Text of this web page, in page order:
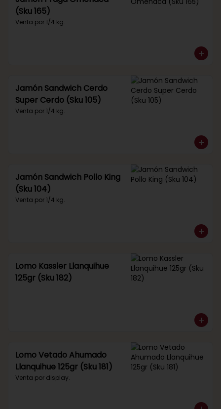
(Sku 165)
Venta por 1/4 kg.
Jamón Sandwich Cerdo
Super Cerdo (Sku 105)
Venta por 1/4 kg.
Jamón Sandwich Pollo King
(Sku 104)
Venta por 1/4 kg.
Lomo Kassler Llanquihue
125gr (Sku 182)
Lomo Vetado Ahumado
Llanquihue 125gr (Sku 181)
Venta por display.